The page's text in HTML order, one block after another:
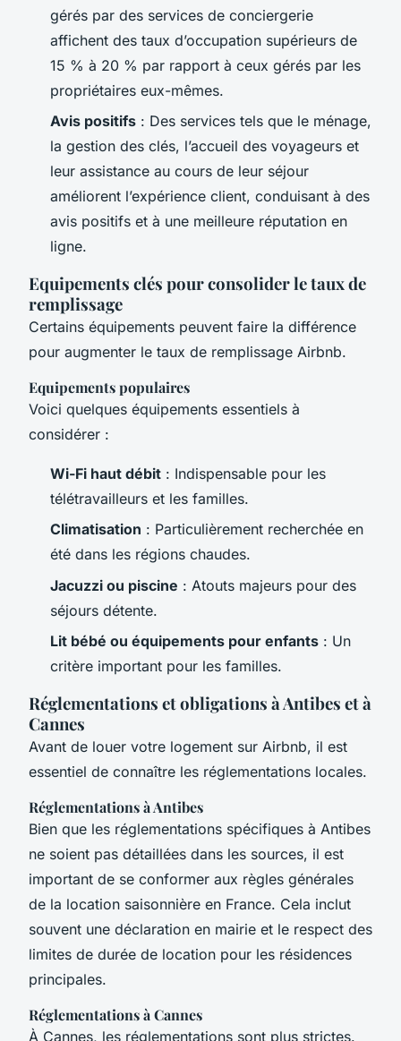
gérés par des services de conciergerie
affichent des taux d’occupation supérieurs de
15 % à 20 % par rapport à ceux gérés par les
propriétaires eux-mêmes.
Avis positifs : Des services tels que le ménage,
la gestion des clés, l’accueil des voyageurs et
leur assistance au cours de leur séjour
améliorent l’expérience client, conduisant à des
avis positifs et à une meilleure réputation en
ligne.
Equipements clés pour consolider le taux de
remplissage
Certains équipements peuvent faire la différence
pour augmenter le taux de remplissage Airbnb.
Equipements populaires
Voici quelques équipements essentiels à
considérer :
Wi-Fi haut débit : Indispensable pour les
télétravailleurs et les familles.
Climatisation : Particulièrement recherchée en
été dans les régions chaudes.
Jacuzzi ou piscine : Atouts majeurs pour des
séjours détente.
Lit bébé ou équipements pour enfants : Un
critère important pour les familles.
Réglementations et obligations à Antibes et à
Cannes
Avant de louer votre logement sur Airbnb, il est
essentiel de connaître les réglementations locales.
Réglementations à Antibes
Bien que les réglementations spécifiques à Antibes
ne soient pas détaillées dans les sources, il est
important de se conformer aux règles générales
de la location saisonnière en France. Cela inclut
souvent une déclaration en mairie et le respect des
limites de durée de location pour les résidences
principales.
Réglementations à Cannes
À Cannes, les réglementations sont plus strictes.